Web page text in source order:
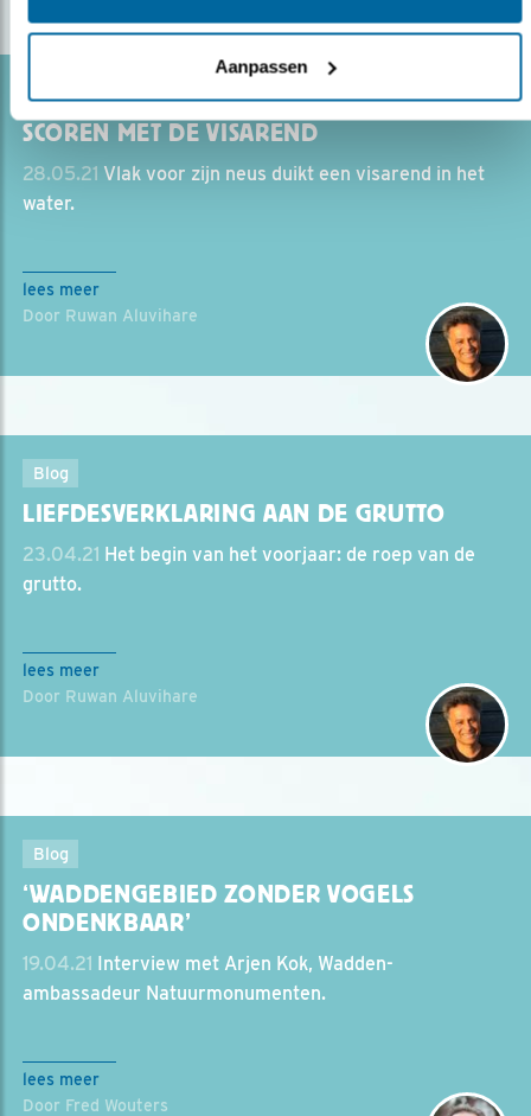
Aanpassen
SCOREN MET DE VISAREND
28.05.21 Vlak voor zijn neus duikt een visarend in het
water.
lees meer
Door Ruwan Aluvihare
Blog
LIEFDESVERKLARING AAN DE GRUTTO
23.04.21 Het begin van het voorjaar: de roep van de
grutto.
lees meer
Door Ruwan Aluvihare
Blog
‘WADDENGEBIED ZONDER VOGELS
ONDENKBAAR’
19.04.21 Interview met Arjen Kok, Wadden-
ambassadeur Natuurmonumenten.
lees meer
Door Fred Wouters